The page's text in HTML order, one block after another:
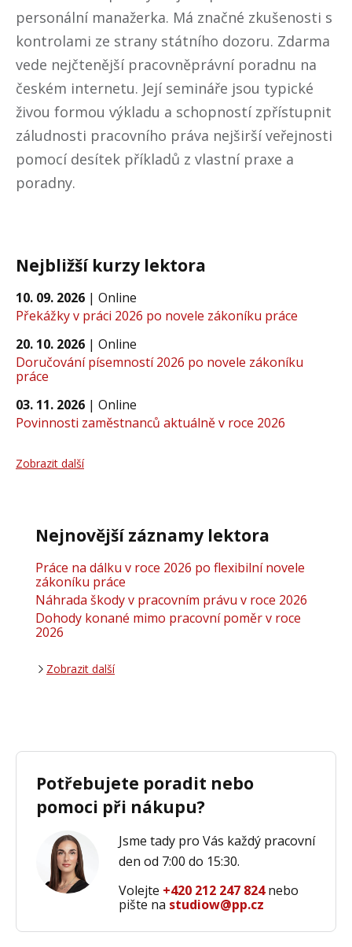
personální manažerka. Má značné zkušenosti s
kontrolami ze strany státního dozoru. Zdarma
vede nejčtenější pracovněprávní poradnu na
českém internetu. Její semináře jsou typické
živou formou výkladu a schopností zpřístupnit
záludnosti pracovního práva nejširší veřejnosti
pomocí desítek příkladů z vlastní praxe a
poradny.
Nejbližší kurzy lektora
10. 09. 2026 | Online
Překážky v práci 2026 po novele zákoníku práce
20. 10. 2026 | Online
Doručování písemností 2026 po novele zákoníku
práce
03. 11. 2026 | Online
Povinnosti zaměstnanců aktuálně v roce 2026
Zobrazit další
Nejnovější záznamy lektora
Práce na dálku v roce 2026 po flexibilní novele
zákoníku práce
Náhrada škody v pracovním právu v roce 2026
Dohody konané mimo pracovní poměr v roce
2026
Zobrazit další
Potřebujete poradit nebo
pomoci při nákupu?
Jsme tady pro Vás každý pracovní
den od 7:00 do 15:30.
Volejte +420 212 247 824nebo
pište na studiow@pp.cz